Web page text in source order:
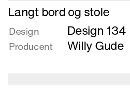
aluminiumsprofiler
Læs
mere
om
Langt
bord
Langt bord og stole
Design Design 134
Producent Willy Gude